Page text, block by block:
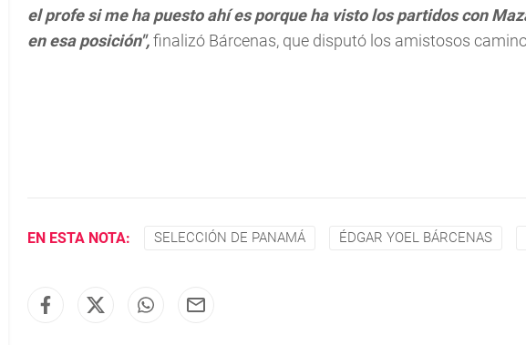
el profe si me ha puesto ahí es porque ha visto los partidos con
en esa posición",finalizó Bárcenas, que disputó los amistosos
EN ESTA NOTA: SELECCIÓN DE PANAMÁ ÉDGAR YOEL BÁRCENAS